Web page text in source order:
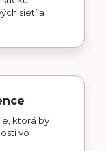
sietí a
ktorá by
vo